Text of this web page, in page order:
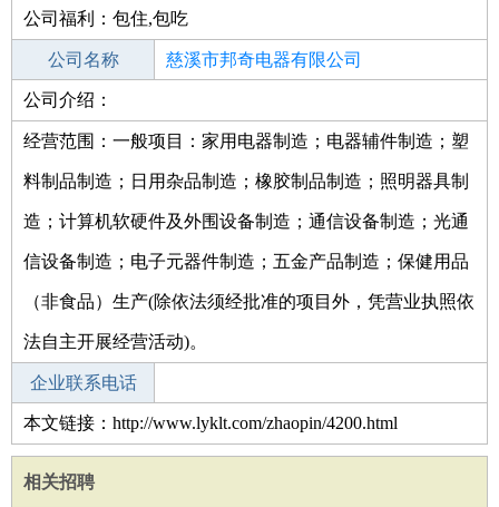
其他行业 自助餐
公司福利：包住,包吃
公司名称 慈溪市邦奇电器有限公司
公司类型
公司介绍：
经营范围：一般项目：家用电器制造；电器辅件制造；塑
料制品制造；日用杂品制造；橡胶制品制造；照明器具制
造；计算机软硬件及外围设备制造；通信设备制造；光通
信设备制造；电子元器件制造；五金产品制造；保健用品
（非食品）生产(除依法须经批准的项目外，凭营业执照依
法自主开展经营活动)。
企业联系电话
本文链接：http://www.lyklt.com/zhaopin/4200.html
相关招聘